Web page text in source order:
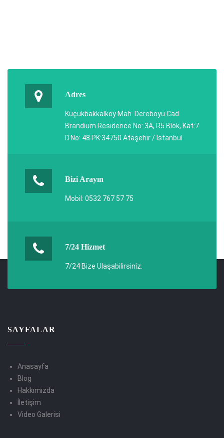
Adres
Küçükbakkalköy Mah. Dereboyu Cad.
Brandium Residence No: 3A, R5 Blok, Kat:7
D.No: 48 PK:34750 Ataşehir / İstanbul
Bizi Arayın
Mobil: 0532 767 57 75
7/24 Hizmet
7/24 Bize Ulaşabilirsiniz.
SAYFALAR
Anasayfa
Blog
Hakkımızda
İletişim
Video Galerisi